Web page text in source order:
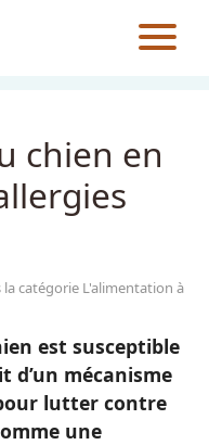
chien en
la catégorie L'alimentation à
est susceptible
d’un mécanisme
lutter contre
une